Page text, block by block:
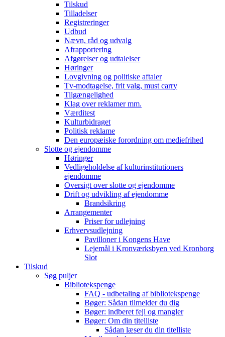
Tilskud
Tilladelser
Registreringer
Udbud
Nævn, råd og udvalg
Afrapportering
Afgørelser og udtalelser
Høringer
Lovgivning og politiske aftaler
Tv-modtagelse, frit valg, must carry
Tilgængelighed
Klag over reklamer mm.
Værditest
Kulturbidraget
Politisk reklame
Den europæiske forordning om mediefrihed
Slotte og ejendomme
Høringer
Vedligeholdelse af kulturinstitutioners
ejendomme
Oversigt over slotte og ejendomme
Drift og udvikling af ejendomme
Brandsikring
Arrangementer
Priser for udlejning
Erhvervsudlejning
Pavilloner i Kongens Have
Lejemål i Kronværksbyen ved Kronborg
Slot
Tilskud
Søg puljer
Bibliotekspenge
FAQ - udbetaling af bibliotekspenge
Bøger: Sådan tilmelder du dig
Bøger: indberet fejl og mangler
Bøger: Om din titelliste
Sådan læser du din titelliste